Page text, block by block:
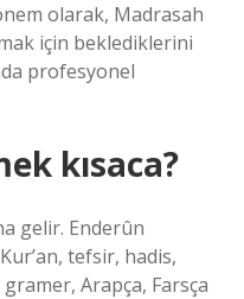
olarak, Madrasah
için beklediklerini
profesyonel
kısaca?
gelir. Enderûn
tefsir, hadis,
Arapça, Farsça